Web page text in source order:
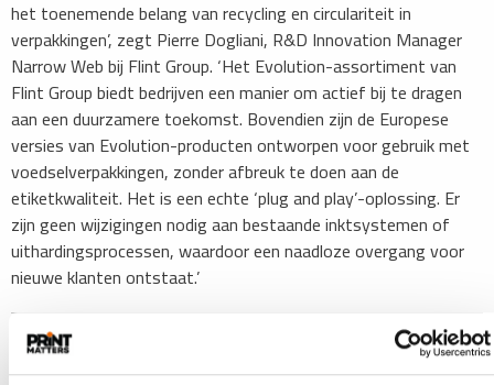
het toenemende belang van recycling en circulariteit in
verpakkingen’, zegt Pierre Dogliani, R&D Innovation Manager
Narrow Web bij Flint Group. ‘Het Evolution-assortiment van
Flint Group biedt bedrijven een manier om actief bij te dragen
aan een duurzamere toekomst. Bovendien zijn de Europese
versies van Evolution-producten ontworpen voor gebruik met
voedselverpakkingen, zonder afbreuk te doen aan de
etiketkwaliteit. Het is een echte ‘plug and play’-oplossing. Er
zijn geen wijzigingen nodig aan bestaande inktsystemen of
uithardingsprocessen, waardoor een naadloze overgang voor
nieuwe klanten ontstaat.’
​Wekelijks het nieuws uit de grafische wereld in je inbox?